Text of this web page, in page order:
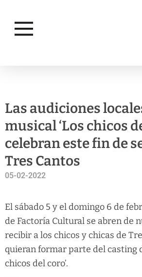
Las audiciones
musical ‘Los chicos
celebran este fin de
Tres Cantos
05-02-2022
El sábado 5 y el domingo 6 de
de Factoría Cultural se abren de
recibir a los chicos y chicas de
quieran formar parte del casting
chicos del coro’.